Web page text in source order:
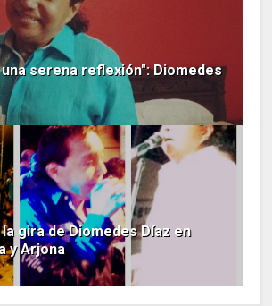
serena reflexión": Diomedes
gira de Diomedes Díaz en
y Arjona